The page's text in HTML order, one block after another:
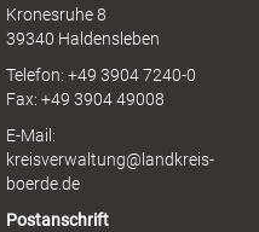
Kronesruhe 8
39340 Haldensleben
Telefon: +49 3904 7240-0
Fax: +49 3904 49008
E-Mail:
kreisverwaltung@landkreis-
boerde.de
Postanschrift